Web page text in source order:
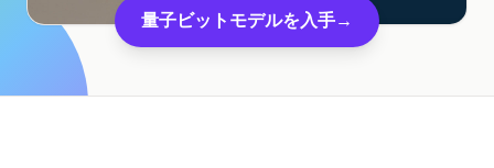
Undergraduate Quantum Education
技術ホワイトペーパー
量子ビットモデルを入手→